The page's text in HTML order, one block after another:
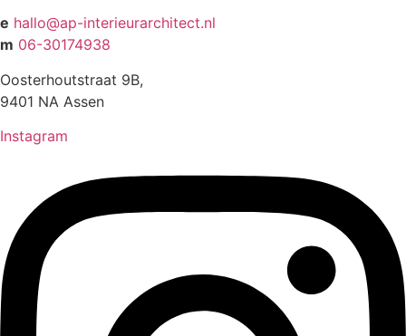
e hallo@ap-interieurarchitect.nl
m 06-30174938
Oosterhoutstraat 9B,
9401 NA Assen
Instagram